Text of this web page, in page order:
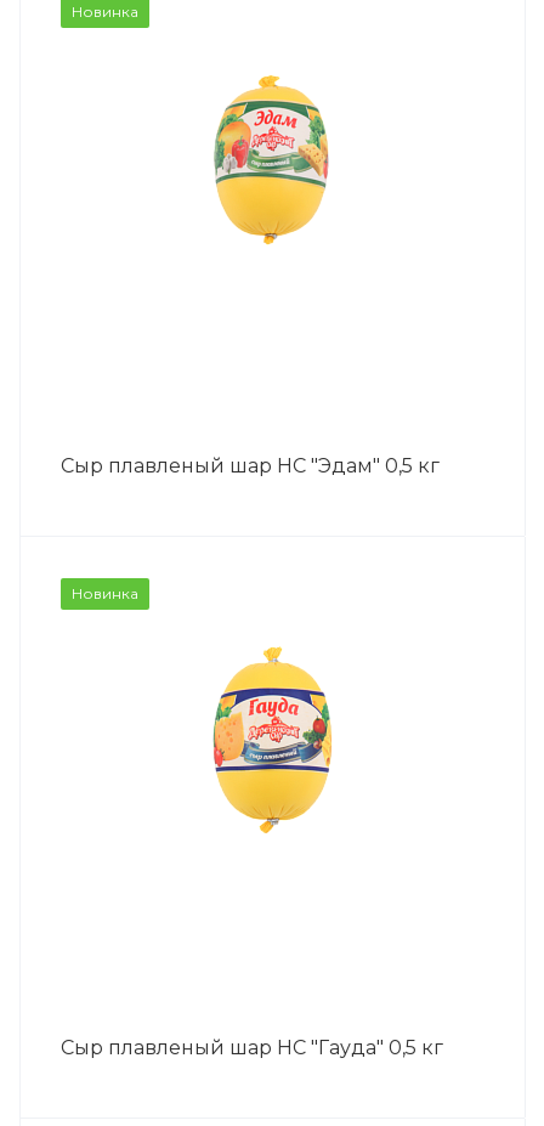
Новинка
Сыр плавленый шар НС "Эдам" 0,5 кг
Новинка
Сыр плавленый шар НС "Гауда" 0,5 кг